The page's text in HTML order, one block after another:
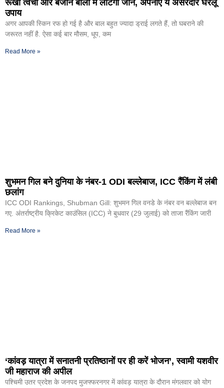
रूखी त्वचा और बेजान बालों में लौटेगी जान, अपनाएं ये असरदार घरेलू
उपाय
अगर आपकी स्किन रफ हो गई है और बाल बहुत ज्यादा ड्राई लगते हैं, तो घबराने की
जरूरत नहीं है. ऐसा कई बार मौसम, धूप, कम
Read More »
शुभमन गिल बने दुनिया के नंबर-1 ODI बल्लेबाज, ICC रैंकिंग में लंबी
छलांग
ICC ODI Rankings, Shubman Gill: शुभमन गिल वनडे के नंबर वन बल्लेबाज बन
गए. अंतर्राष्ट्रीय क्रिकेट काउंसिल (ICC) ने बुधवार (29 जुलाई) को ताजा रैंकिंग जारी
Read More »
‘कांवड़ यात्रा में सनातनी प्रतिष्ठानों पर ही करें भोजन’, स्वामी यशवीर
जी महाराज की अपील
पश्चिमी उतर प्रदेश के जनपद मुजफ्फरनगर में कांवड़ यात्रा के दौरान मंगलवार को योग